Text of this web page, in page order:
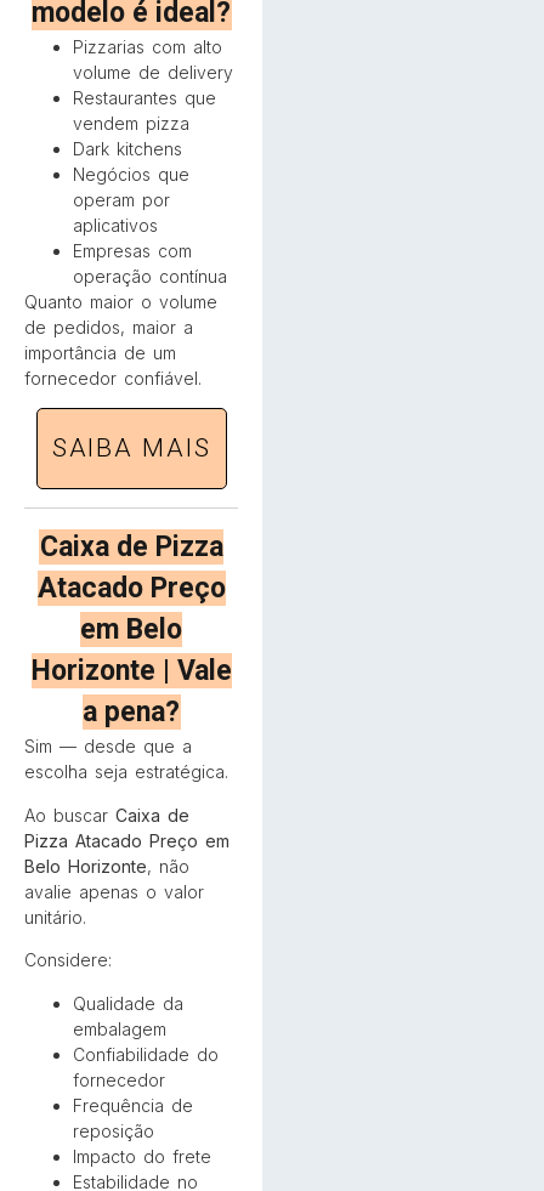
modelo é ideal?
Pizzarias com alto
volume de delivery
Restaurantes que
vendem pizza
Dark kitchens
Negócios que
operam por
aplicativos
Empresas com
operação contínua
Quanto maior o volume
de pedidos, maior a
importância de um
fornecedor confiável.
SAIBA MAIS
Caixa de Pizza
Atacado Preço
em Belo
Horizonte | Vale
a pena?
Sim — desde que a
escolha seja estratégica.
Ao buscar Caixa de
Pizza Atacado Preço em
Belo Horizonte, não
avalie apenas o valor
unitário.
Considere:
Qualidade da
embalagem
Confiabilidade do
fornecedor
Frequência de
reposição
Impacto do frete
Estabilidade no